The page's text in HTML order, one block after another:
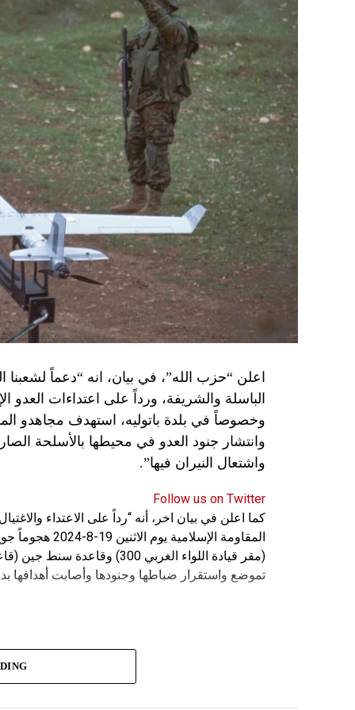
اعلن “حزب الله”، في بيان، انه “دعماً
الباسلة ‌‏‌‏‌والشريفة، ورداً على اعتداءات العدو
وانتشار جنود العدو في محيطها بالأسلحة
واشتعال النيران فيها”.
Follow us on Twitter
كما اعلن في بيان اخر، أنه “رداً على الاعتداء
المقاومة
(مقر قيادة اللواء الغربي
تموضع واستقرار ضباطها وجنودها وأصابت أهدافها